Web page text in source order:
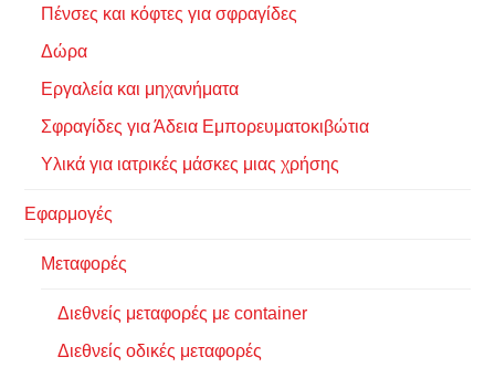
Πένσες και κόφτες για σφραγίδες
Δώρα
Εργαλεία και μηχανήματα
Σφραγίδες για Άδεια Εμπορευματοκιβώτια
Υλικά για ιατρικές μάσκες μιας χρήσης
Εφαρμογές
Μεταφορές
Διεθνείς μεταφορές με container
Διεθνείς οδικές μεταφορές